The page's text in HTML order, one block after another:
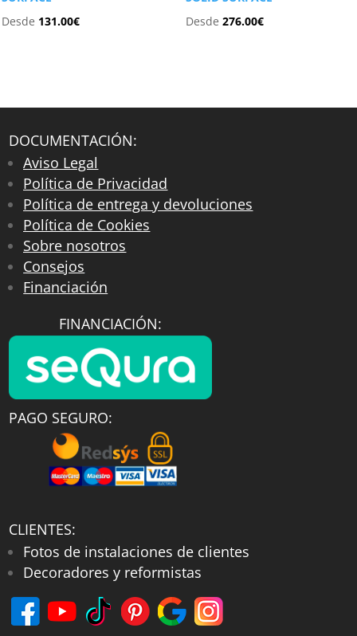
Desde 131.00€
Desde 276.00€
DOCUMENTACIÓN:
Aviso Legal
Política de Privacidad
Política de entrega y devoluciones
Política de Cookies
Sobre nosotros
Consejos
Financiación
FINANCIACIÓN:
PAGO SEGURO:
CLIENTES:
Fotos de instalaciones de clientes
Decoradores y reformistas